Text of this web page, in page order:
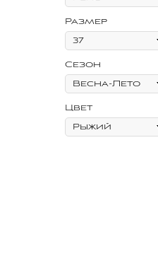
Размер
Сезон
Цвет